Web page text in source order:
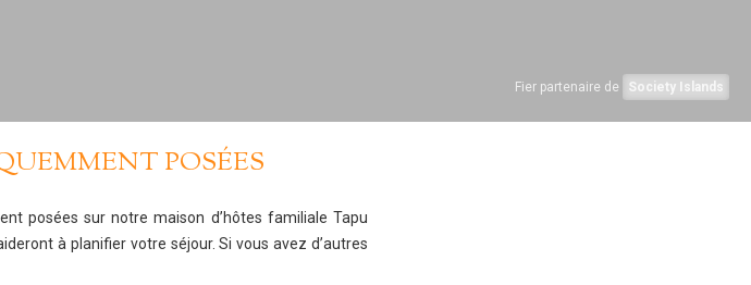
Fier partenaire de Society Islands
POSÉES
posées sur notre maison d’hôtes familiale Tapu
à planifier votre séjour. Si vous avez d’autres